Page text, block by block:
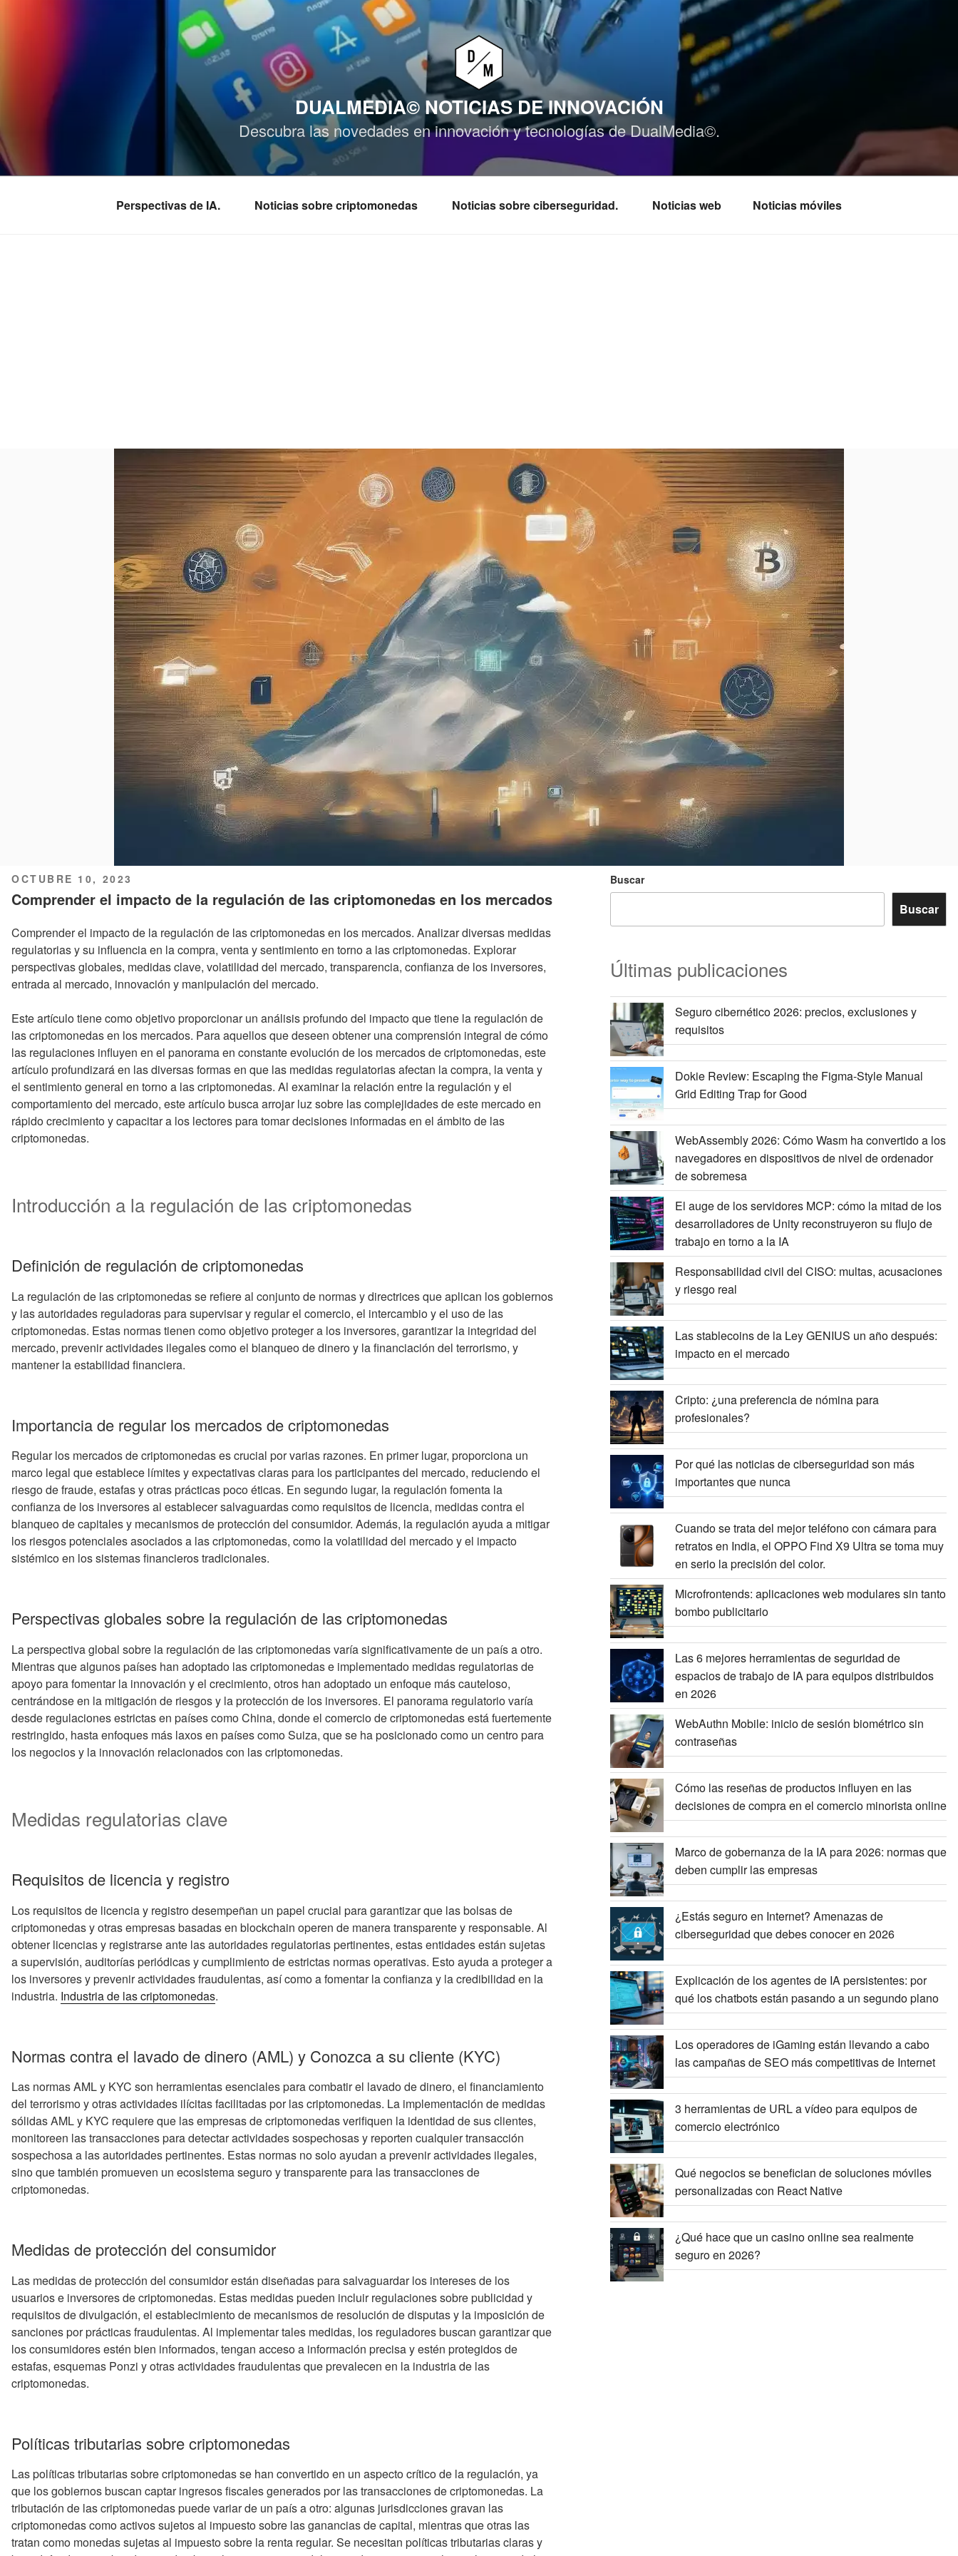
DUALMEDIA© NOTICIAS DE INNOVACIÓN
Descubra las novedades en innovación y tecnologías de DualMedia©.
Perspectivas de IA. Noticias sobre criptomonedas Noticias sobre ciberseguridad. Noticias web Noticias móviles
PUBLICADO
EL
OCTUBRE 10, 2023
Comprender el impacto de la regulación de las criptomonedas en los mercados
Comprender el impacto de la regulación de las criptomonedas en los mercados. Analizar diversas medidas
regulatorias y su influencia en la compra, venta y sentimiento en torno a las criptomonedas. Explorar
perspectivas globales, medidas clave, volatilidad del mercado, transparencia, confianza de los inversores,
entrada al mercado, innovación y manipulación del mercado.
Este artículo tiene como objetivo proporcionar un análisis profundo del impacto que tiene la regulación de
las criptomonedas en los mercados. Para aquellos que deseen obtener una comprensión integral de cómo
las regulaciones influyen en el panorama en constante evolución de los mercados de criptomonedas, este
artículo profundizará en las diversas formas en que las medidas regulatorias afectan la compra, la venta y
el sentimiento general en torno a las criptomonedas. Al examinar la relación entre la regulación y el
comportamiento del mercado, este artículo busca arrojar luz sobre las complejidades de este mercado en
rápido crecimiento y capacitar a los lectores para tomar decisiones informadas en el ámbito de las
criptomonedas.
Introducción a la regulación de las criptomonedas
Definición de regulación de criptomonedas
La regulación de las criptomonedas se refiere al conjunto de normas y directrices que aplican los gobiernos
y las autoridades reguladoras para supervisar y regular el comercio, el intercambio y el uso de las
criptomonedas. Estas normas tienen como objetivo proteger a los inversores, garantizar la integridad del
mercado, prevenir actividades ilegales como el blanqueo de dinero y la financiación del terrorismo, y
mantener la estabilidad financiera.
Importancia de regular los mercados de criptomonedas
Regular los mercados de criptomonedas es crucial por varias razones. En primer lugar, proporciona un
marco legal que establece límites y expectativas claras para los participantes del mercado, reduciendo el
riesgo de fraude, estafas y otras prácticas poco éticas. En segundo lugar, la regulación fomenta la
confianza de los inversores al establecer salvaguardas como requisitos de licencia, medidas contra el
blanqueo de capitales y mecanismos de protección del consumidor. Además, la regulación ayuda a mitigar
los riesgos potenciales asociados a las criptomonedas, como la volatilidad del mercado y el impacto
sistémico en los sistemas financieros tradicionales.
Perspectivas globales sobre la regulación de las criptomonedas
La perspectiva global sobre la regulación de las criptomonedas varía significativamente de un país a otro.
Mientras que algunos países han adoptado las criptomonedas e implementado medidas regulatorias de
apoyo para fomentar la innovación y el crecimiento, otros han adoptado un enfoque más cauteloso,
centrándose en la mitigación de riesgos y la protección de los inversores. El panorama regulatorio varía
desde regulaciones estrictas en países como China, donde el comercio de criptomonedas está fuertemente
restringido, hasta enfoques más laxos en países como Suiza, que se ha posicionado como un centro para
los negocios y la innovación relacionados con las criptomonedas.
Medidas regulatorias clave
Requisitos de licencia y registro
Los requisitos de licencia y registro desempeñan un papel crucial para garantizar que las bolsas de
criptomonedas y otras empresas basadas en blockchain operen de manera transparente y responsable. Al
obtener licencias y registrarse ante las autoridades regulatorias pertinentes, estas entidades están sujetas
a supervisión, auditorías periódicas y cumplimiento de estrictas normas operativas. Esto ayuda a proteger a
los inversores y prevenir actividades fraudulentas, así como a fomentar la confianza y la credibilidad en la
industria. Industria de las criptomonedas.
Normas contra el lavado de dinero (AML) y Conozca a su cliente (KYC)
Las normas AML y KYC son herramientas esenciales para combatir el lavado de dinero, el financiamiento
del terrorismo y otras actividades ilícitas facilitadas por las criptomonedas. La implementación de medidas
sólidas AML y KYC requiere que las empresas de criptomonedas verifiquen la identidad de sus clientes,
monitoreen las transacciones para detectar actividades sospechosas y reporten cualquier transacción
sospechosa a las autoridades pertinentes. Estas normas no solo ayudan a prevenir actividades ilegales,
sino que también promueven un ecosistema seguro y transparente para las transacciones de
criptomonedas.
Medidas de protección del consumidor
Las medidas de protección del consumidor están diseñadas para salvaguardar los intereses de los
usuarios e inversores de criptomonedas. Estas medidas pueden incluir regulaciones sobre publicidad y
requisitos de divulgación, el establecimiento de mecanismos de resolución de disputas y la imposición de
sanciones por prácticas fraudulentas. Al implementar tales medidas, los reguladores buscan garantizar que
los consumidores estén bien informados, tengan acceso a información precisa y estén protegidos de
estafas, esquemas Ponzi y otras actividades fraudulentas que prevalecen en la industria de las
criptomonedas.
Políticas tributarias sobre criptomonedas
Las políticas tributarias sobre criptomonedas se han convertido en un aspecto crítico de la regulación, ya
que los gobiernos buscan captar ingresos fiscales generados por las transacciones de criptomonedas. La
tributación de las criptomonedas puede variar de un país a otro: algunas jurisdicciones gravan las
criptomonedas como activos sujetos al impuesto sobre las ganancias de capital, mientras que otras las
tratan como monedas sujetas al impuesto sobre la renta regular. Se necesitan políticas tributarias claras y
Buscar
Buscar
Últimas publicaciones
Seguro cibernético 2026: precios, exclusiones y
requisitos
Dokie Review: Escaping the Figma-Style Manual
Grid Editing Trap for Good
WebAssembly 2026: Cómo Wasm ha convertido a los
navegadores en dispositivos de nivel de ordenador
de sobremesa
El auge de los servidores MCP: cómo la mitad de los
desarrolladores de Unity reconstruyeron su flujo de
trabajo en torno a la IA
Responsabilidad civil del CISO: multas, acusaciones
y riesgo real
Las stablecoins de la Ley GENIUS un año después:
impacto en el mercado
Cripto: ¿una preferencia de nómina para
profesionales?
Por qué las noticias de ciberseguridad son más
importantes que nunca
Cuando se trata del mejor teléfono con cámara para
retratos en India, el OPPO Find X9 Ultra se toma muy
en serio la precisión del color.
Microfrontends: aplicaciones web modulares sin tanto
bombo publicitario
Las 6 mejores herramientas de seguridad de
espacios de trabajo de IA para equipos distribuidos
en 2026
WebAuthn Mobile: inicio de sesión biométrico sin
contraseñas
Cómo las reseñas de productos influyen en las
decisiones de compra en el comercio minorista online
Marco de gobernanza de la IA para 2026: normas que
deben cumplir las empresas
¿Estás seguro en Internet? Amenazas de
ciberseguridad que debes conocer en 2026
Explicación de los agentes de IA persistentes: por
qué los chatbots están pasando a un segundo plano
Los operadores de iGaming están llevando a cabo
las campañas de SEO más competitivas de Internet
3 herramientas de URL a vídeo para equipos de
comercio electrónico
Qué negocios se benefician de soluciones móviles
personalizadas con React Native
¿Qué hace que un casino online sea realmente
seguro en 2026?